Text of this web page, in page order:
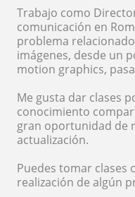
Trabajo como
comunicación en
problema
imágenes, desde un
motion graphics,
Me gusta dar clases
conocimiento
gran oportunidad de
actualización.
Puedes tomar clases
realización de algún